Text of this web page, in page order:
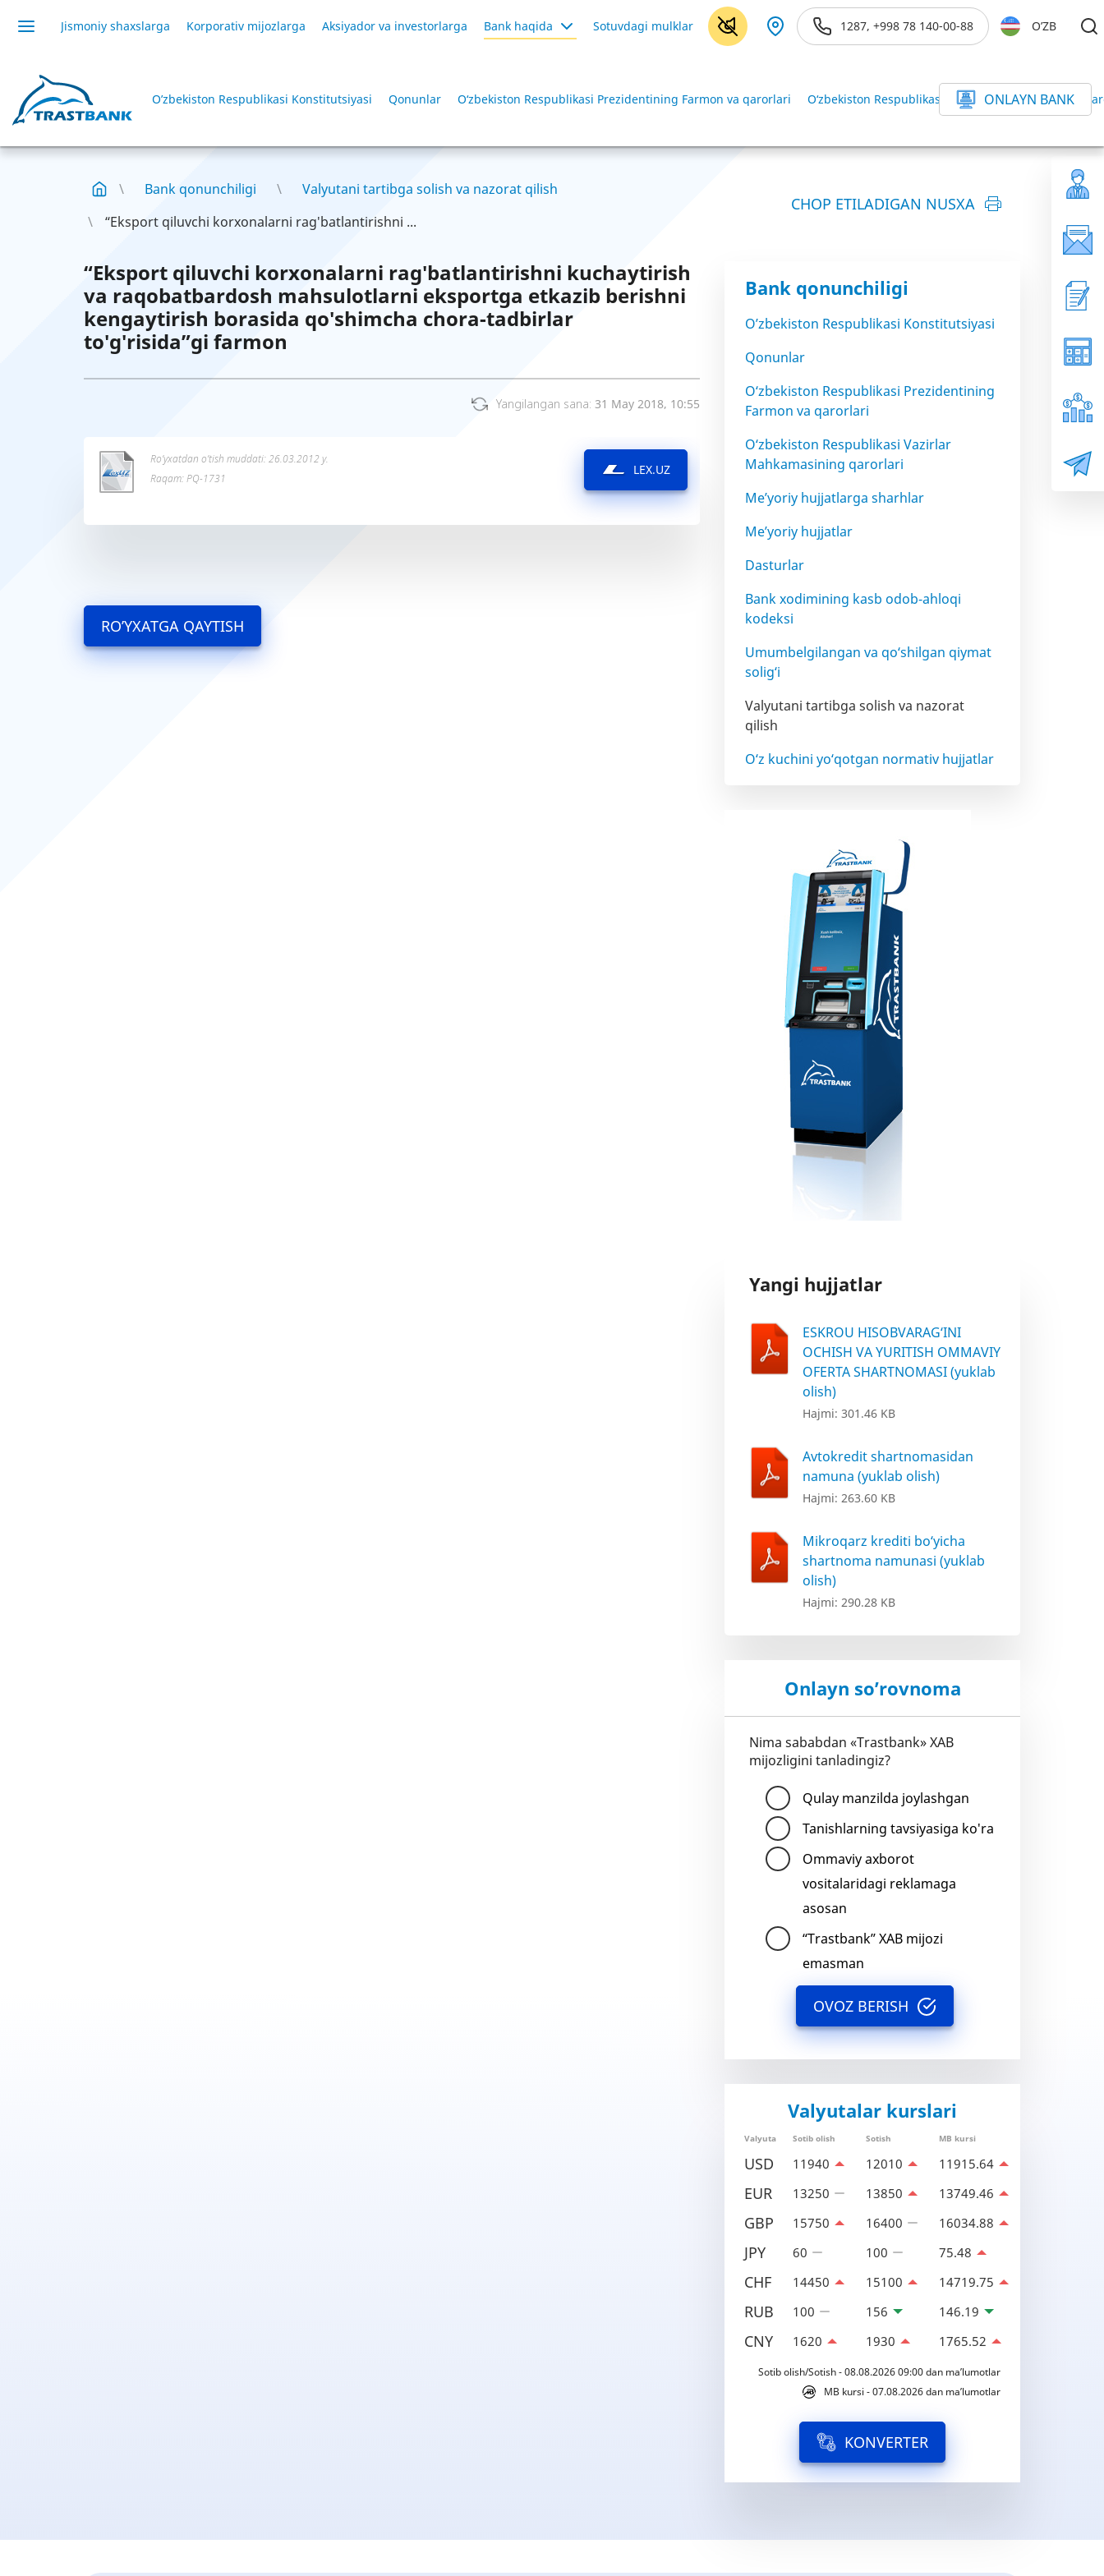
Jismoniy shaxslarga Korporativ mijozlarga Aksiyador va investorlarga Bank haqida Sotuvdagi mulklar 1287, +998 78 140-00-88 O’ZB
O’zbekiston Respublikasi Konstitutsiyasi Qonunlar O‘zbekiston Respublikasi Prezidentining Farmon va qarorlari O‘zbekiston Respublikasi Vazirlar Mahkamasining
ONLAYN BANK
Bank qonunchiligi
Valyutani tartibga solish va nazorat qilish
“Eksport qiluvchi korxonalarni rag'batlantirishni ...
CHOP ETILADIGAN NUSXA
“Eksport qiluvchi korxonalarni rag'batlantirishni kuchaytirish
va raqobatbardosh mahsulotlarni eksportga etkazib berishni
kengaytirish borasida qo'shimcha chora-tadbirlar
to'g'risida”gi farmon
Yangilangan sana: 31 May 2018, 10:55
Ro’yxatdan o’tish muddati: 26.03.2012 y.
Raqam: PQ-1731
LEX.UZ
RO’YXATGA QAYTISH
Bank qonunchiligi
O’zbekiston Respublikasi Konstitutsiyasi
Qonunlar
O‘zbekiston Respublikasi Prezidentining
Farmon va qarorlari
O‘zbekiston Respublikasi Vazirlar
Mahkamasining qarorlari
Me’yoriy hujjatlarga sharhlar
Me’yoriy hujjatlar
Dasturlar
Bank xodimining kasb odob-ahloqi
kodeksi
Umumbelgilangan va qo‘shilgan qiymat
solig‘i
Valyutani tartibga solish va nazorat
qilish
O‘z kuchini yo‘qotgan normativ hujjatlar
Yangi hujjatlar
ESKROU HISOBVARAG‘INI
OCHISH VA YURITISH OMMAVIY
OFERTA SHARTNOMASI (yuklab
olish)
Hajmi: 301.46 KB
Avtokredit shartnomasidan
namuna (yuklab olish)
Hajmi: 263.60 KB
Mikroqarz krediti bo‘yicha
shartnoma namunasi (yuklab
olish)
Hajmi: 290.28 KB
Onlayn so’rovnoma
Nima sababdan «Trastbank» XAB
mijozligini tanladingiz?
Qulay manzilda joylashgan
Tanishlarning tavsiyasiga ko'ra
Ommaviy axborot
vositalaridagi reklamaga
asosan
“Trastbank” XAB mijozi
emasman
OVOZ BERISH
Valyutalar kurslari
Valyuta Sotib olish Sotish MB kursi
USD 11940 12010 11915.64
EUR 13250 13850 13749.46
GBP 15750 16400 16034.88
JPY 60 100 75.48
CHF 14450 15100 14719.75
RUB 100 156 146.19
CNY 1620 1930 1765.52
Sotib olish/Sotish - 08.08.2026 09:00 dan ma’lumotlar
MB kursi - 07.08.2026 dan ma’lumotlar
KONVERTER